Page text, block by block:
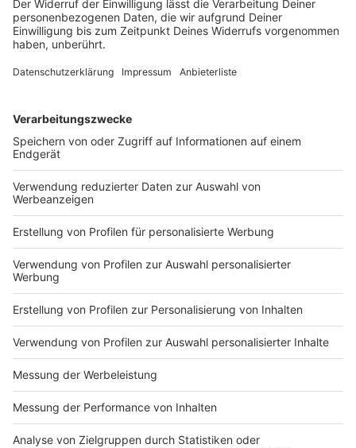
"Reichsbürgern" und Rechtsextremisten auf Polizisten.
Anzeige
Anzeige
Samstag 33 Polizisten verletzt. 316 Menschen
wurden festgenommen, 131 angezeigt. Insgesamt
waren 3000 Polizisten eingesetzt.
Anzeige
Corona-Gegner scheiterten am späten Sonntagabend
mit dem Versuch, beim Bundesverfassungsgericht ein
Protestcamp auf der Straße des 17. Juni
durchzusetzen. Zuvor hatte bereits das
Oberverwaltungsgericht Berlin ein Verbot der
Versammlungsbehörde bestätigt. Die Karlsruher
Richter sahen den Infektionsschutz nicht